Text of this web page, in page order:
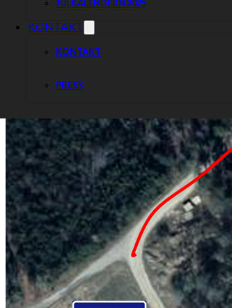
JULKALENDERN 2025
KONTAKT
KONTAKT
PRESS